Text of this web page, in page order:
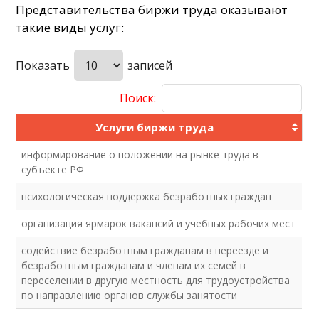
Представительства биржи труда оказывают
такие виды услуг:
Показать записей
Поиск:
Услуги биржи труда
информирование о положении на рынке труда в
субъекте РФ
психологическая поддержка безработных граждан
организация ярмарок вакансий и учебных рабочих мест
содействие безработным гражданам в переезде и
безработным гражданам и членам их семей в
переселении в другую местность для трудоустройства
по направлению органов службы занятости